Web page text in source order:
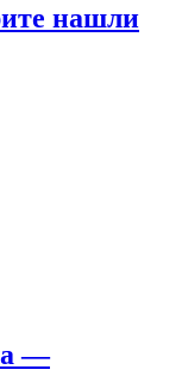
нашли
—